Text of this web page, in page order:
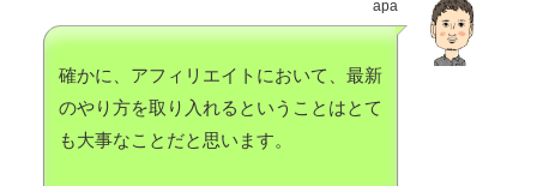
apa
確かに、アフィリエイトにおいて、最新
のやり方を取り入れるということはとて
も大事なことだと思います。